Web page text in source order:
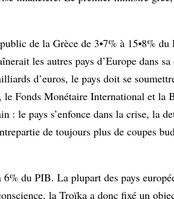
de la Grèce de 3•7% à 15•8% du
les autres pays d’Europe dans
d’euros, le pays doit se
Fonds Monétaire International et la
: le pays s’enfonce dans la crise, la
de toujours plus de coupes
du PIB. La plupart des pays
la Troïka a donc fixé un